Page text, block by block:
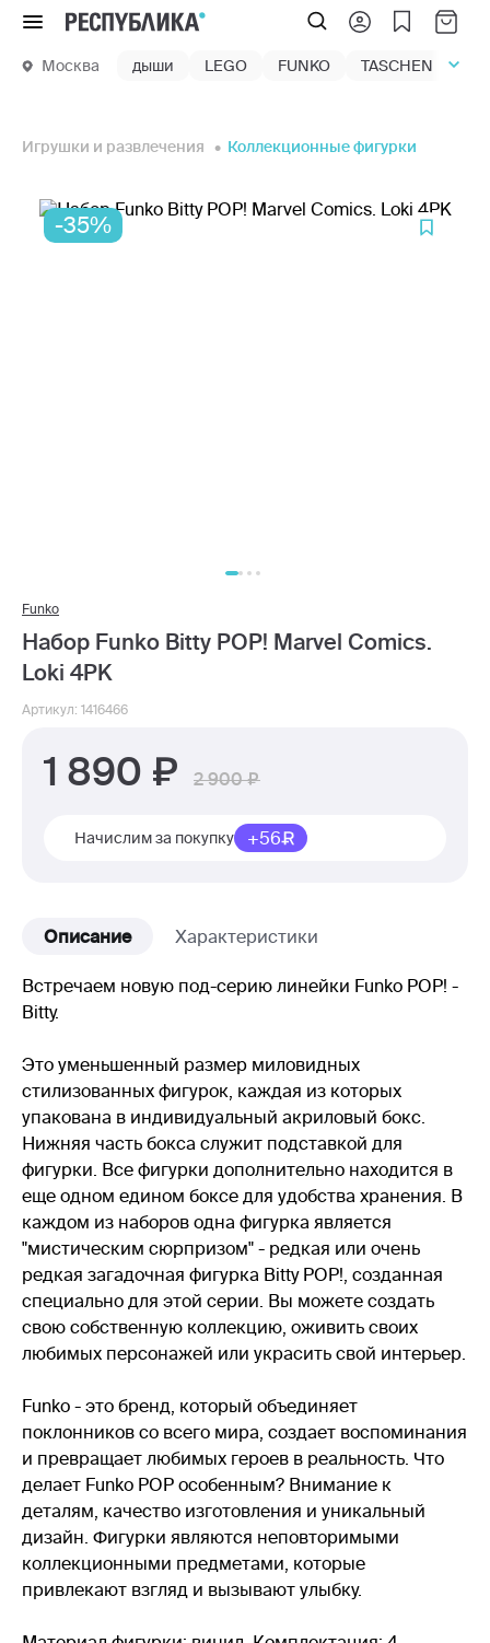
Меню
Москва дыши LEGO FUNKO TASCHEN
Игрушки и развлечения Коллекционные фигурки
-35%
Funko
Набор Funko Bitty POP! Marvel Comics.
Loki 4PK
Артикул: 1416466
1 890 2 900
Начислим за покупку +56
Описание Характеристики
Встречаем новую под-серию линейки Funko POP! -
Bitty.
Это уменьшенный размер миловидных
стилизованных фигурок, каждая из которых
упакована в индивидуальный акриловый бокс.
Нижняя часть бокса служит подставкой для
фигурки. Все фигурки дополнительно находится в
еще одном едином боксе для удобства хранения. В
каждом из наборов одна фигурка является
"мистическим сюрпризом" - редкая или очень
редкая загадочная фигурка Bitty POP!, созданная
специально для этой серии. Вы можете создать
свою собственную коллекцию, оживить своих
любимых персонажей или украсить свой интерьер.
Funko - это бренд, который объединяет
поклонников со всего мира, создает воспоминания
и превращает любимых героев в реальность. Что
делает Funko POP особенным? Внимание к
деталям, качество изготовления и уникальный
дизайн. Фигурки являются неповторимыми
коллекционными предметами, которые
привлекают взгляд и вызывают улыбку.